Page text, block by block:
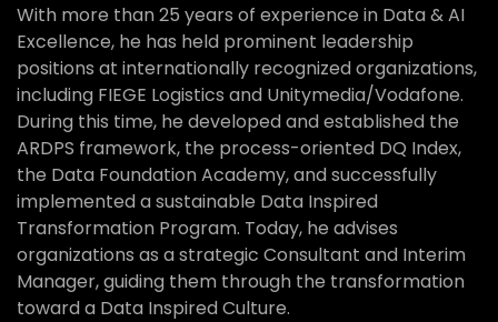
With more than 25 years of experience in Data & AI
Excellence, he has held prominent leadership
positions at internationally recognized organizations,
including FIEGE Logistics and Unitymedia/Vodafone.
During this time, he developed and established the
ARDPS framework, the process-oriented DQ Index,
the Data Foundation Academy, and successfully
implemented a sustainable Data Inspired
Transformation Program. Today, he advises
organizations as a strategic Consultant and Interim
Manager, guiding them through the transformation
toward a Data Inspired Culture.